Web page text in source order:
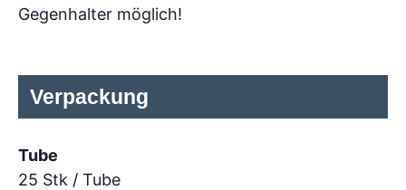
Gegenhalter möglich!
Verpackung
Tube
25 Stk / Tube